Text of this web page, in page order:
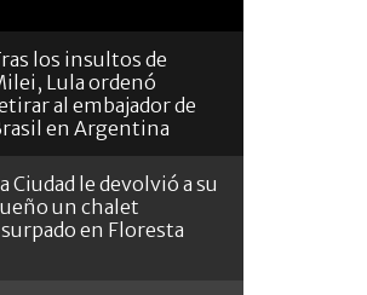
los insultos de
Lula ordenó
al embajador de
en Argentina
Ciudad le devolvió a su
un chalet
en Floresta